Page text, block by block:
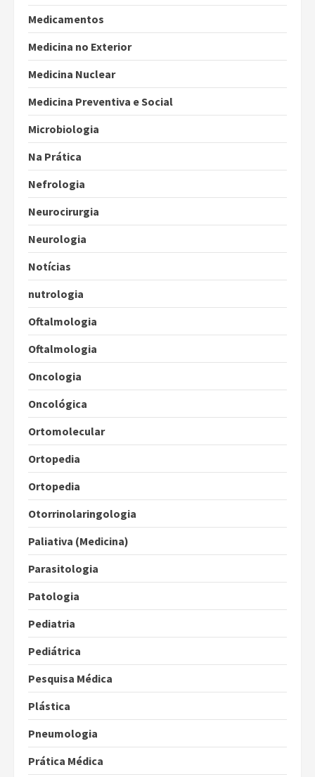
Medicamentos
Medicina no Exterior
Medicina Nuclear
Medicina Preventiva e Social
Microbiologia
Na Prática
Nefrologia
Neurocirurgia
Neurologia
Notícias
nutrologia
Oftalmologia
Oftalmologia
Oncologia
Oncológica
Ortomolecular
Ortopedia
Ortopedia
Otorrinolaringologia
Paliativa (Medicina)
Parasitologia
Patologia
Pediatria
Pediátrica
Pesquisa Médica
Plástica
Pneumologia
Prática Médica